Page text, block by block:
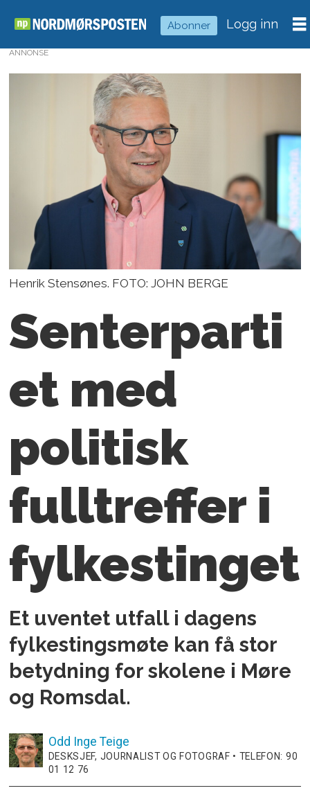
Abonner Logg inn
ANNONSE
Henrik Stensønes. FOTO: JOHN BERGE
Senterparti
et med
politisk
fulltreffer i
fylkestinget
Et uventet utfall i dagens
fylkestingsmøte kan få stor
betydning for skolene i Møre
og Romsdal.
Odd Inge Teige
DESKSJEF, JOURNALIST OG FOTOGRAF • TELEFON: 90
01 12 76